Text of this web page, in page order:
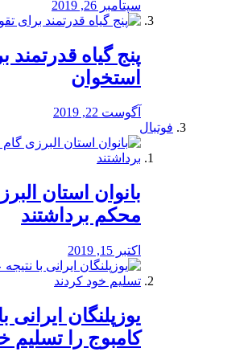
سپتامبر 26, 2019
پنج گیاه قدرتمند
استخوان
آگوست 22, 2019
فوتبال
بانوان استان
محكم برداشتند
اکتبر 15, 2019
یوزپلنگان ایرانی
کامبوج را تسلیم